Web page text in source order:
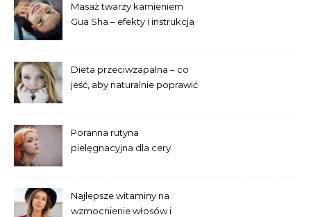
Masaż twarzy kamieniem
Gua Sha – efekty i instrukcja
Dieta przeciwzapalna – co
jeść, aby naturalnie poprawić
Poranna rutyna
pielęgnacyjna dla cery
Najlepsze witaminy na
wzmocnienie włosów i